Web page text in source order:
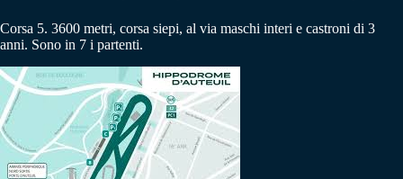
Corsa 5. 3600 metri, corsa siepi, al via maschi interi e castroni di 3
anni. Sono in 7 i partenti.